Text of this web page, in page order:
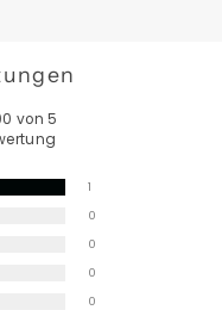
von 5
1
0
0
0
0